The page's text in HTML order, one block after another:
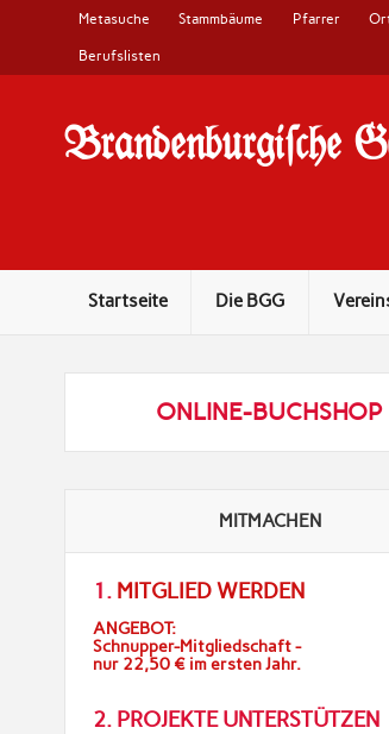
Metasuche Stammbäume Pfarrer
Berufslisten
Brandenburgi#che
Startseite Die BGG
ONLINE-BUCHSHOP
MITMACHEN
1. MITGLIED WERDEN
ANGEBOT:
Schnupper-Mitgliedschaft -
nur 22,50 € im ersten Jahr.
2. PROJEKTE UNTERSTÜTZEN